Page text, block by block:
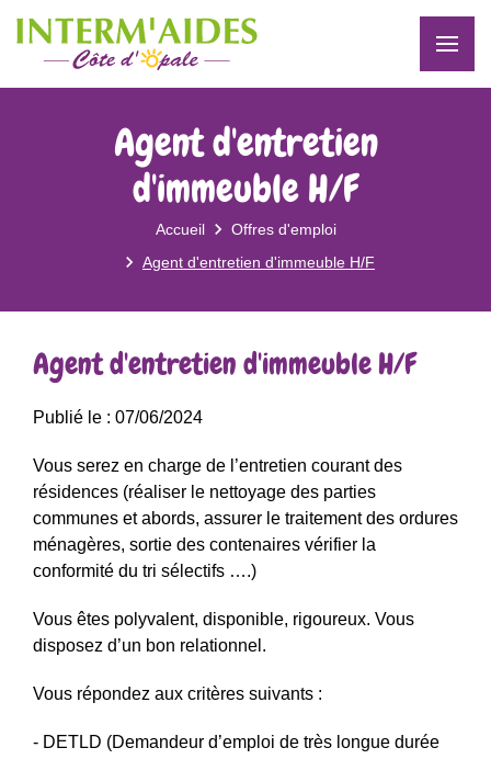
Agent d'entretien
d'immeuble H/F
Accueil
Offres d'emploi
Agent d'entretien d'immeuble H/F
Agent d'entretien d'immeuble H/F
Publié le : 07/06/2024
Vous serez en charge de l’entretien courant des
résidences (réaliser le nettoyage des parties
communes et abords, assurer le traitement des ordures
ménagères, sortie des contenaires vérifier la
conformité du tri sélectifs ….)
Vous êtes polyvalent, disponible, rigoureux. Vous
disposez d’un bon relationnel.
Vous répondez aux critères suivants :
- DETLD (Demandeur d’emploi de très longue durée